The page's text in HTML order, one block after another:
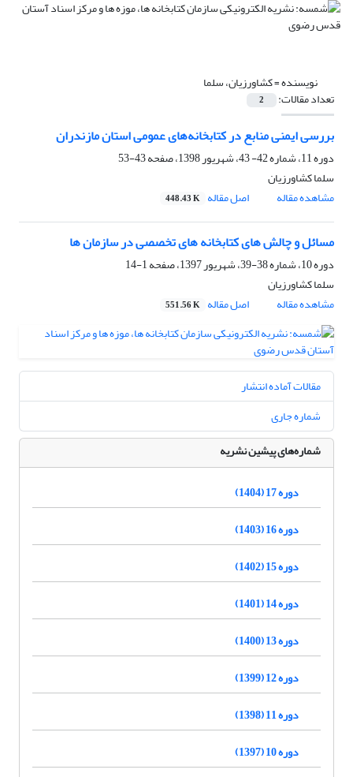
نویسنده =کشاورزیان، سلما
تعداد مقالات: 2
بررسی ایمنی منابع در کتابخانه‌های عمومی استان مازندران
دوره 11، شماره 42- 43، شهریور 1398، صفحه
43-53
سلما کشاورزیان
مشاهده مقاله
اصل مقاله 448.43 K
مسائل و چالش های کتابخانه های تخصصی در سازمان ها
دوره 10، شماره 38-39، شهریور 1397، صفحه
1-14
سلما کشاورزیان
مشاهده مقاله
اصل مقاله 551.56 K
مقالات آماده انتشار
شماره جاری
شماره‌های پیشین نشریه
دوره 17 (1404)
دوره 16 (1403)
دوره 15 (1402)
دوره 14 (1401)
دوره 13 (1400)
دوره 12 (1399)
دوره 11 (1398)
دوره 10 (1397)